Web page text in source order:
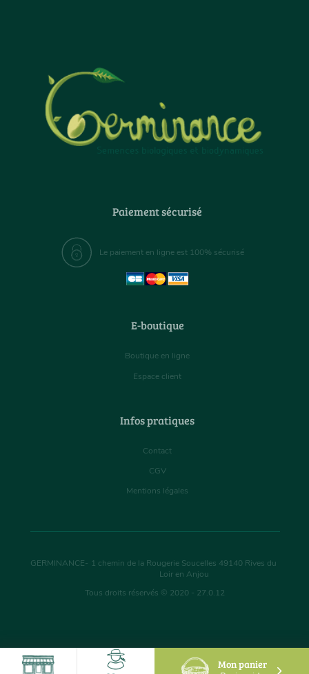
Mon panier
Paiement sécurisé
Le paiement en ligne est 100% sécurisé
E-boutique
Boutique en ligne
Espace client
Infos pratiques
Contact
CGV
Mentions légales
GERMINANCE- 1 chemin de la Rougerie Soucelles 49140 Rives du
Loir en Anjou
Tous droits réservés © 2020 - 27.0.12